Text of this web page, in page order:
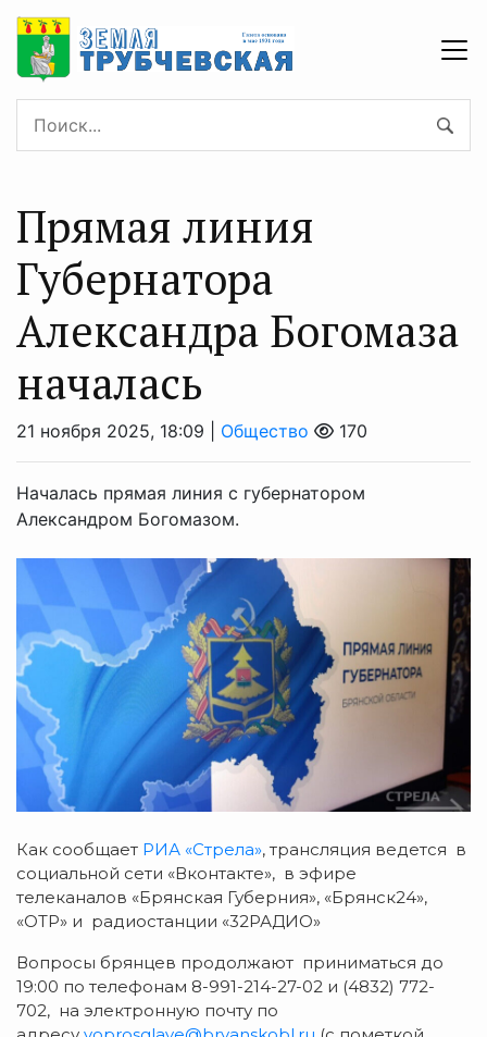
Прямая линия
Губернатора
Александра Богомаза
началась
21 ноября 2025, 18:09 | Общество 170
Началась прямая линия с губернатором
Александром Богомазом.
Как сообщает РИА «Стрела», трансляция ведется в
социальной сети «Вконтакте», в эфире
телеканалов «Брянская Губерния», «Брянск24»,
«ОТР» и радиостанции «32РАДИО»
Вопросы брянцев продолжают приниматься до
19:00 по телефонам 8-991-214-27-02 и (4832) 772-
702, на электронную почту по